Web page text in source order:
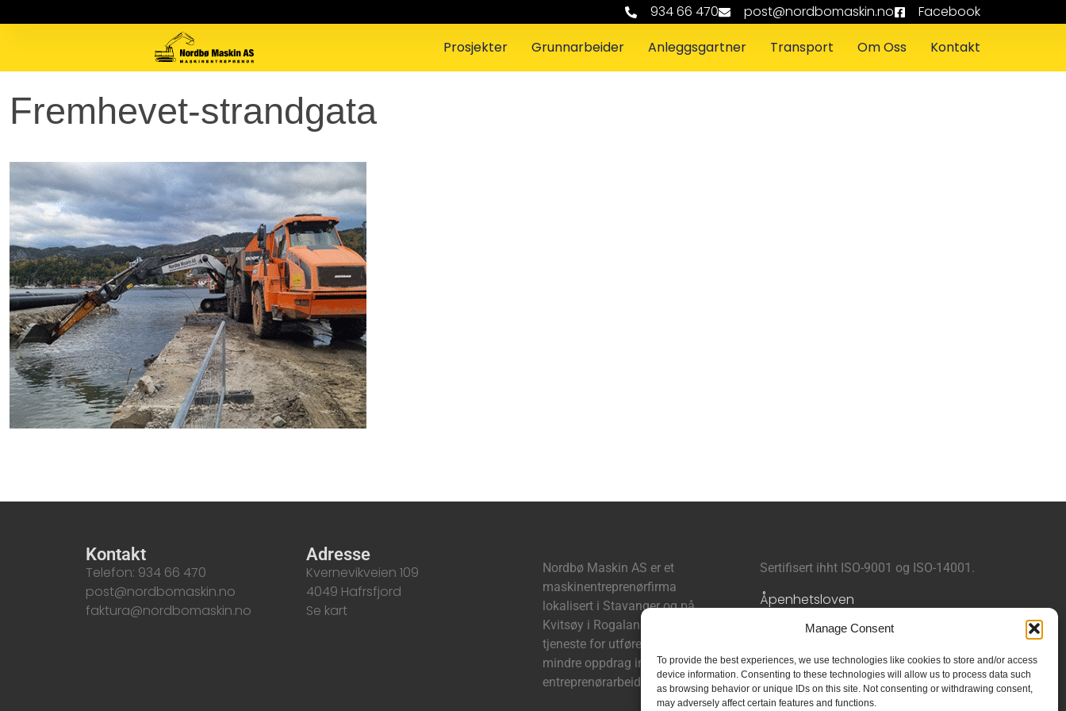
Manage Consent
To provide the best experiences, we use technologies like cookies to store and/or access
device information. Consenting to these technologies will allow us to process data such
as browsing behavior or unique IDs on this site. Not consenting or withdrawing consent,
may adversely affect certain features and functions.
934 66 470 post@nordbomaskin.no
Facebook
Prosjekter
Grunnarbeider Anleggsgartner Transport Om Oss Kontakt
Fremhevet-strandgata
Kontakt
Telefon: 934 66 470
post@nordbomaskin.no
faktura@nordbomaskin.no
Adresse
Kvernevikveien 109
4049 Hafrsfjord
Se kart
Nordbø Maskin AS er et
maskinentreprenørfirma
lokalisert i Stavanger og på
Kvitsøy i Rogaland. Vi står til
tjeneste for utførelse av større og
mindre oppdrag innen
entreprenørarbeide
Sertifisert ihht ISO-9001 og ISO-14001.
Åpenhetsloven
Personvern
Følg oss på Facebook